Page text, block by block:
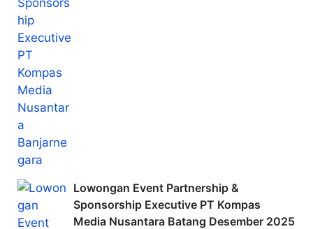
Lowongan Event Partnership &
Sponsorship Executive PT Kompas
Media Nusantara Batang Desember 2025